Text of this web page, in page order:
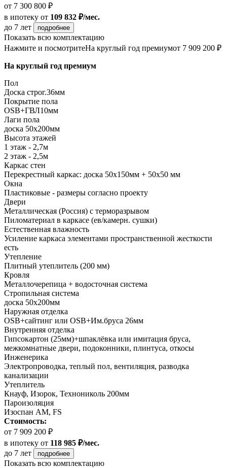
от 7 300 800 ₽
в ипотеку от 109 832 ₽/мес.
до 7 лет
подробнее
Показать всю комплектацию
Нажмите и посмотритеНа круглый год премиумот 7 909 200 ₽
На круглый год премиум
Пол
Доска строг.36мм
Покрытие пола
ОSB+ГВЛ10мм
Лаги пола
доска 50х200мм
Высота этажей
1 этаж - 2,7м
2 этаж - 2,5м
Каркас стен
Перекрестный каркас: доска 50х150мм + 50х50 мм
Окна
Пластиковые - размеры согласно проекту
Двери
Металлическая (Россия) с терморазрывом
Пиломатериал в каркасе (ев/камерн. сушки)
Естественная влажность
Усиление каркаса элементами пространственной жесткости
есть
Утепление
Плитный утеплитель (200 мм)
Кровля
Металлочерепица + водосточная система
Стропильная система
доска 50х200мм
Наружная отделка
OSB+сайтинг или OSB+Им.бруса 26мм
Внутренняя отделка
Гипсокартон (25мм)+шпаклёвка или имитация бруса,
межкомнатные двери, подоконники, плинтуса, откосы
Инженерика
Электропроводка, теплый пол, вентиляция, разводка
канализации
Утеплитель
Кнауф, Изорок, Технониколь 200мм
Пароизоляция
Изоспан AM, FS
Стоимость:
от 7 909 200 ₽
в ипотеку от 118 985 ₽/мес.
до 7 лет
подробнее
Показать всю комплектацию